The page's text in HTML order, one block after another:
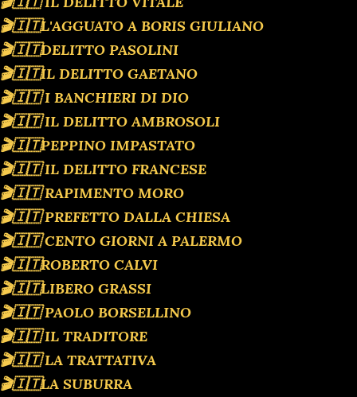
🎬🇮🇹L'AGGUATO A BORIS GIULIANO
🎬🇮🇹DELITTO PASOLINI
🎬🇮🇹IL DELITTO GAETANO
🎬🇮🇹 I BANCHIERI DI DIO
🎬🇮🇹 IL DELITTO AMBROSOLI
🎬🇮🇹PEPPINO IMPASTATO
🎬🇮🇹 IL DELITTO FRANCESE
🎬🇮🇹 RAPIMENTO MORO
🎬🇮🇹 PREFETTO DALLA CHIESA
🎬🇮🇹 CENTO GIORNI A PALERMO
🎬🇮🇹ROBERTO CALVI
🎬🇮🇹LIBERO GRASSI
🎬🇮🇹 PAOLO BORSELLINO
🎬🇮🇹 IL TRADITORE
🎬🇮🇹 LA TRATTATIVA
🎬🇮🇹LA SUBURRA